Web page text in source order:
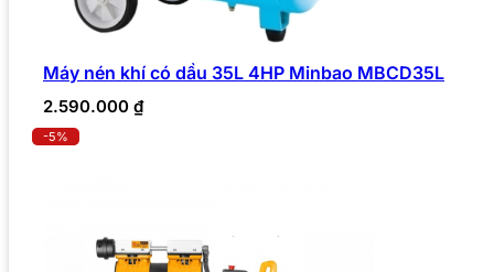
Máy nén khí có dầu 35L 4HP Minbao MBCD35L
2.590.000 ₫
-5%